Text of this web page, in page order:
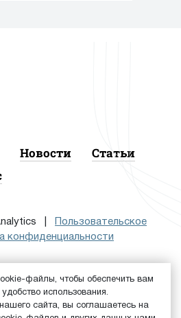
Новости
Статьи
|
Пользовательское
конфиденциальности
сначала Войдите или
файлы, чтобы обеспечить вам
использования.
сайта, вы соглашаетесь на